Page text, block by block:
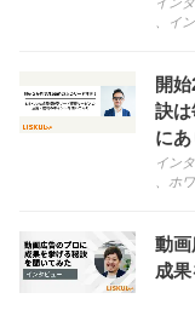
イ
開
訣
に
イン
ホ
動画
成